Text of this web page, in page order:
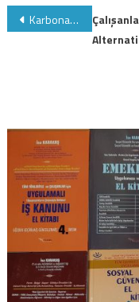
Yazı
gezinmesi
Karbonat mucizesi…